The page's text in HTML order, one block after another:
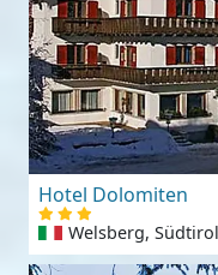
Hotel Dolomiten
Welsberg,